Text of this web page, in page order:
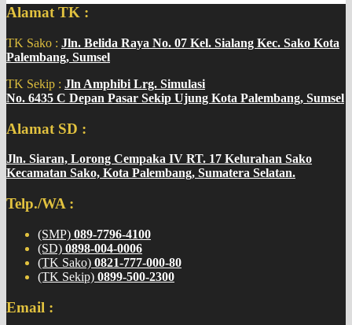
Alamat TK :
TK Sako : Jln. Belida Raya No. 07 Kel. Sialang Kec. Sako Kota
Palembang, Sumsel
TK Sekip : Jln Amphibi Lrg. Simulasi
No. 6435 C Depan Pasar Sekip Ujung Kota Palembang, Sumsel
Alamat SD :
Jln. Siaran, Lorong Cempaka IV RT. 17 Kelurahan Sako
Kecamatan Sako, Kota Palembang, Sumatera Selatan.
Telp./WA :
(SMP) 089-7796-4100
(SD) 0898-004-0006
(TK Sako) 0821-777-000-80
(TK Sekip) 0899-500-2300
Email :